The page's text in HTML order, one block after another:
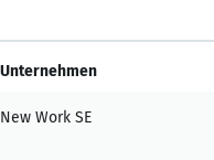
Unternehmen
New Work SE